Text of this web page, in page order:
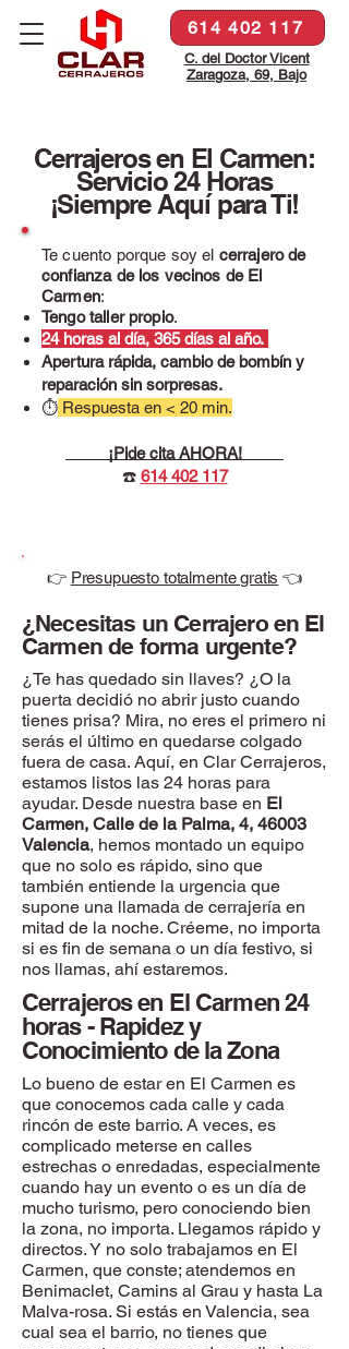
614 402 117
C. del Doctor Vicent
Zaragoza, 69, Bajo
Cerrajeros en El Carmen:
Servicio 24 Horas
¡Siempre Aquí para Ti!
Te cuento porque soy el cerrajero de
confianza de los vecinos de El
Carmen:
Tengo taller propio.
24 horas al día, 365 días al año.
Apertura rápida, cambio de bombín y
reparación sin sorpresas.
⏱ Respuesta en < 20 min.
¡Pide cita AHORA!
☎️ 614 402 117
👉 Presupuesto totalmente gratis 👈
¿Necesitas un Cerrajero en El
Carmen de forma urgente?
¿Te has quedado sin llaves? ¿O la
puerta decidió no abrir justo cuando
tienes prisa? Mira, no eres el primero ni
serás el último en quedarse colgado
fuera de casa. Aquí, en Clar Cerrajeros,
estamos listos las 24 horas para
ayudar. Desde nuestra base en El
Carmen, Calle de la Palma, 4, 46003
Valencia, hemos montado un equipo
que no solo es rápido, sino que
también entiende la urgencia que
supone una llamada de cerrajería en
mitad de la noche. Créeme, no importa
si es fin de semana o un día festivo, si
nos llamas, ahí estaremos.
Cerrajeros en El Carmen 24
horas - Rapidez y
Conocimiento de la Zona
Lo bueno de estar en El Carmen es
que conocemos cada calle y cada
rincón de este barrio. A veces, es
complicado meterse en calles
estrechas o enredadas, especialmente
cuando hay un evento o es un día de
mucho turismo, pero conociendo bien
la zona, no importa. Llegamos rápido y
directos. Y no solo trabajamos en El
Carmen, que conste; atendemos en
Benimaclet, Camins al Grau y hasta La
Malva-rosa. Si estás en Valencia, sea
cual sea el barrio, no tienes que